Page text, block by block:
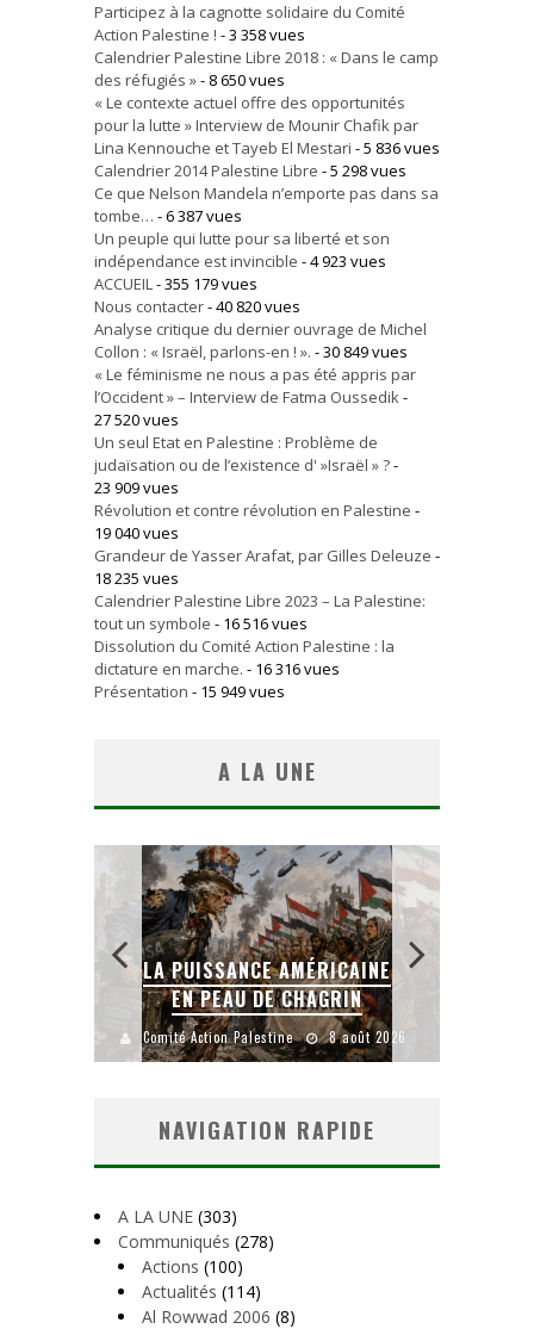
Participez à la cagnotte solidaire du Comité
Action Palestine ! - 3 358 vues
Calendrier Palestine Libre 2018 : « Dans le camp
des réfugiés »- 8 650 vues
« Le contexte actuel offre des opportunités
pour la lutte » Interview de Mounir Chafik par
Lina Kennouche et Tayeb El Mestari - 5 836 vues
Calendrier 2014 Palestine Libre - 5 298 vues
Ce que Nelson Mandela n’emporte pas dans sa
tombe… - 6 387 vues
Un peuple qui lutte pour sa liberté et son
indépendance est invincible - 4 923 vues
ACCUEIL- 355 179 vues
Nous contacter- 40 820 vues
Analyse critique du dernier ouvrage de Michel
Collon : « Israël, parlons-en ! ». - 30 849 vues
« Le féminisme ne nous a pas été appris par
l’Occident » – Interview de Fatma Oussedik-
27 520 vues
Un seul Etat en Palestine : Problème de
judaïsation ou de l’existence d' »Israël » ?-
23 909 vues
Révolution et contre révolution en Palestine -
19 040 vues
Grandeur de Yasser Arafat, par Gilles Deleuze -
18 235 vues
Calendrier Palestine Libre 2023 – La Palestine:
tout un symbole - 16 516 vues
Dissolution du Comité Action Palestine : la
dictature en marche. - 16 316 vues
Présentation - 15 949 vues
A LA UNE
LA PUISSANCE AMÉRICAINE
EN PEAU DE CHAGRIN
Comité Action Palestine 8 août 2026
NAVIGATION RAPIDE
A LA UNE (303)
Communiqués (278)
Actions (100)
Actualités (114)
Al Rowwad 2006 (8)